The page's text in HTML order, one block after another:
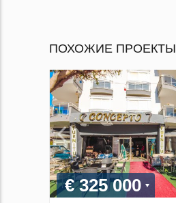
ПОХОЖИЕ ПРОЕКТЫ
€ 325 000